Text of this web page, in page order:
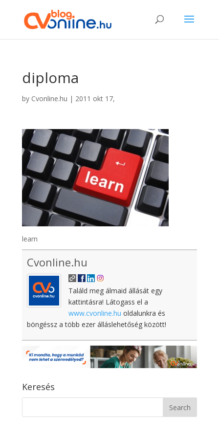
diploma
by Cvonline.hu | 2011 okt 17,
learn
Cvonline.hu
Találd meg álmaid állását egy
kattintásra! Látogass el a
www.cvonline.hu oldalunkra és
böngéssz a több ezer álláslehetőség között!
Keresés